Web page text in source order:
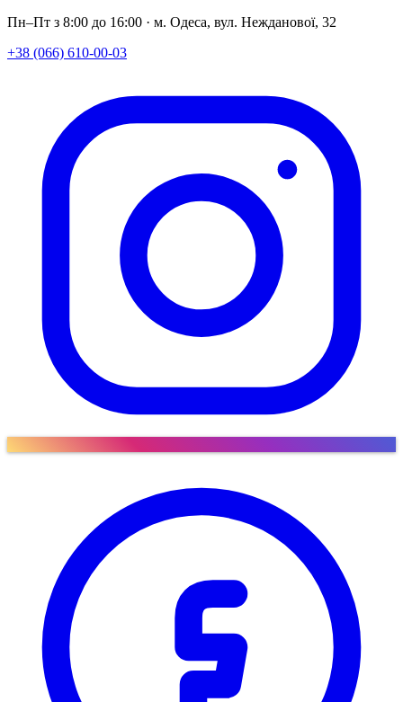
Пн–Пт з 8:00 до 16:00 · м. Одеса, вул. Нежданової, 32
+38 (066) 610-00-03